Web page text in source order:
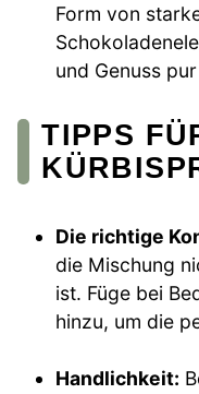
Form von
und Genuss
TIPPS
Die richtige
die Mischung
ist. Füge bei
hinzu, um die
Handlichkeit: